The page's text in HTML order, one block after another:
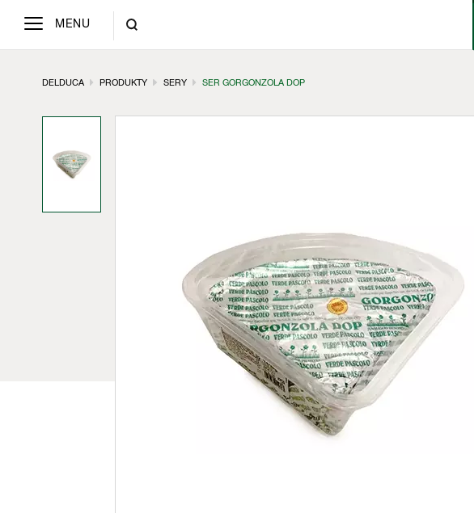
MENU
Makarony i ryże Mąki
Marynaty, salsy
i przyprawy
Oliwy i octy
Inne
DELDUCA PRODUKTY SERY SER GORGONZOLA DOP